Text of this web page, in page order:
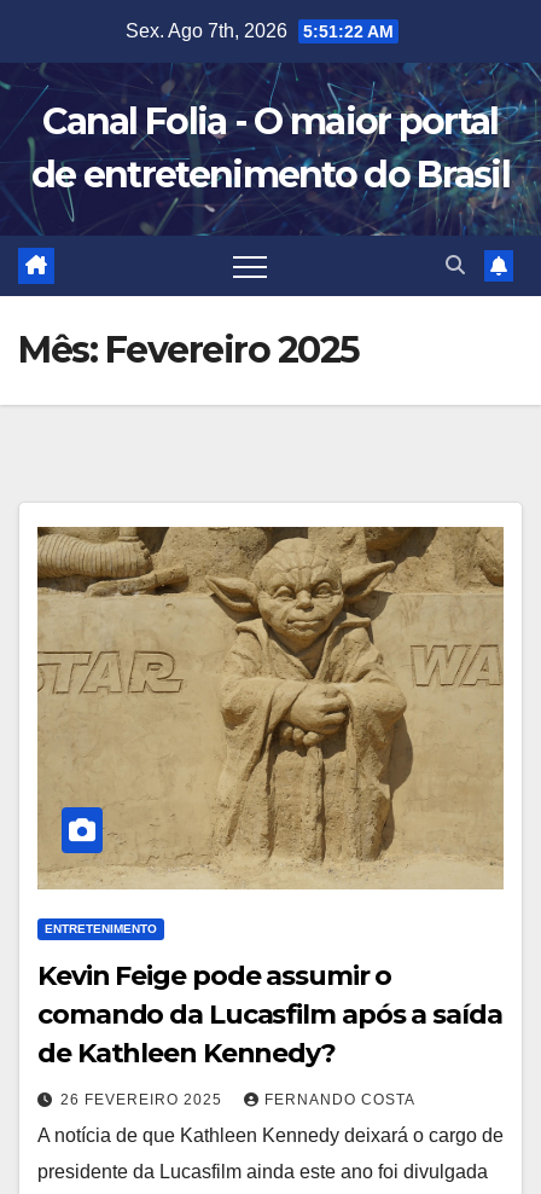
content
Sex. Ago 7th, 2026 5:51:22 AM
Canal Folia - O maior portal
de entretenimento do Brasil
Mês: Fevereiro 2025
ENTRETENIMENTO
Kevin Feige pode assumir o
comando da Lucasfilm após a saída
de Kathleen Kennedy?
26 FEVEREIRO 2025 FERNANDO COSTA
A notícia de que Kathleen Kennedy deixará o cargo de
presidente da Lucasfilm ainda este ano foi divulgada